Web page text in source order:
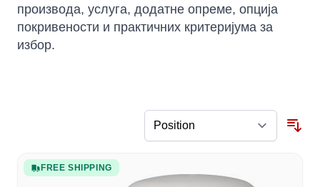
производа, услуга, додатне опреме, опција
покривености и практичних критеријума за
избор.
FREE SHIPPING